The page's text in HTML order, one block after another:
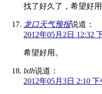
找了好久了，希望好用
龙口天气预报说道：
2012年05月2日 12:32
希望好用。
lxlh说道：
2012年05月3日 2:10 下